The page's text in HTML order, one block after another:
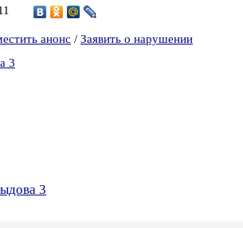
анонс / Заявить о нарушении
3
3